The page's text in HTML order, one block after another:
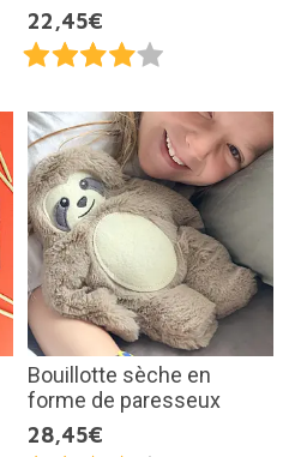
22,45€
Bouillotte sèche en
forme de paresseux
28,45€